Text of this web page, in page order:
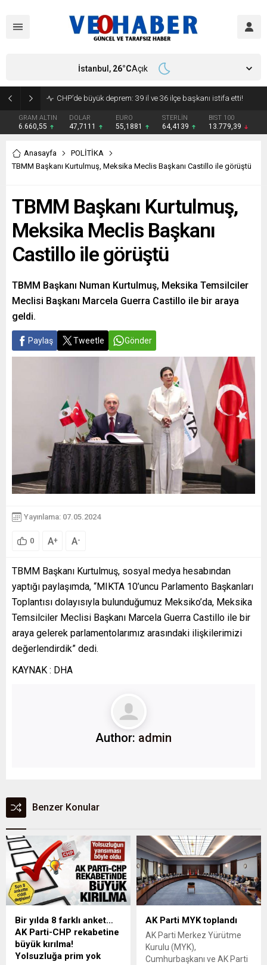
CHP’de büyük deprem: 39 il ve 36 ilçe başkanı istifa etti!
GRAM ALTIN
6.660,55
DOLAR
47,7111
EURO
55,1881
STERLİN
64,4139
BIST 100
13.779,39
İstanbul, 26°CAçık
Anasayfa
POLİTİKA
TBMM Başkanı Kurtulmuş, Meksika Meclis Başkanı Castillo ile görüştü
TBMM Başkanı Kurtulmuş,
Meksika Meclis Başkanı
Castillo ile görüştü
TBMM Başkanı Numan Kurtulmuş, Meksika Temsilciler
Meclisi Başkanı Marcela Guerra Castillo ile bir araya
geldi.
Paylaş Tweetle Gönder
Yayınlama: 07.05.2024
0 A+ A-
TBMM Başkanı Kurtulmuş, sosyal medya hesabından
yaptığı paylaşımda, “MIKTA 10’uncu Parlamento Başkanları
Toplantısı dolayısıyla bulunduğumuz Meksiko’da, Meksika
Temsilciler Meclisi Başkanı Marcela Guerra Castillo ile bir
araya gelerek parlamentolarımız arasındaki ilişkilerimizi
değerlendirdik” dedi.
KAYNAK : DHA
Author: admin
Benzer Konular
Bir yılda 8 farklı anket…
AK Parti-CHP rekabetine
büyük kırılma!
Yolsuzluğa prim yok
AK Parti MYK toplandı
AK Parti Merkez Yürütme
Kurulu (MYK),
Cumhurbaşkanı ve AK Parti